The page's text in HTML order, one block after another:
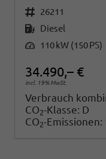
Fahrzeugnr. 26211
Kraftstoff Diesel
Leistung 110 kW (150 PS)
34.490,– €
incl. 19% MwSt.
Verbrauch
CO2-Klasse: D
CO2-Emissionen: